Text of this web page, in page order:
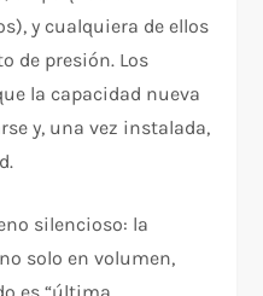
y cualquiera de ellos
de presión. Los
la capacidad nueva
y, una vez instalada,
silencioso: la
solo en volumen,
es “última